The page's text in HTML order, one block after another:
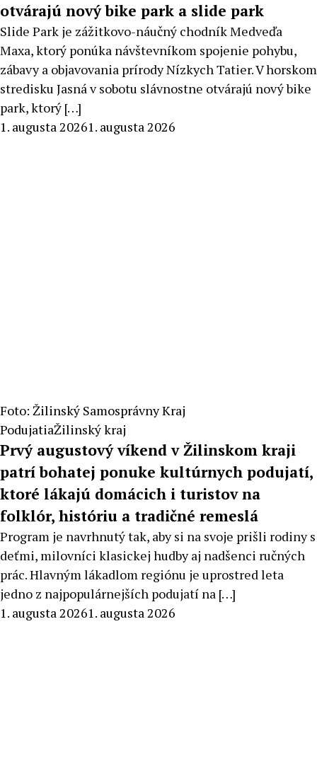
otvárajú nový bike park a slide park
Slide Park je zážitkovo-náučný chodník Medveďa
Maxa, ktorý ponúka návštevníkom spojenie pohybu,
zábavy a objavovania prírody Nízkych Tatier. V horskom
stredisku Jasná v sobotu slávnostne otvárajú nový bike
park, ktorý […]
By
1. augusta 20261. augusta 2026
Foto: Žilinský Samosprávny Kraj
PodujatiaŽilinský kraj
Prvý augustový víkend v Žilinskom kraji
patrí bohatej ponuke kultúrnych podujatí,
ktoré lákajú domácich i turistov na
folklór, históriu a tradičné remeslá
Program je navrhnutý tak, aby si na svoje prišli rodiny s
deťmi, milovníci klasickej hudby aj nadšenci ručných
prác. Hlavným lákadlom regiónu je uprostred leta
jedno z najpopulárnejších podujatí na […]
By
1. augusta 20261. augusta 2026